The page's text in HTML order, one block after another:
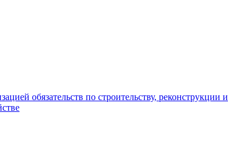
обязательств по строительству, реконструкции и